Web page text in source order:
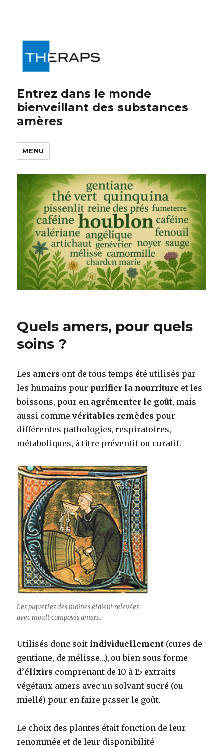
Entrez dans le monde
bienveillant des substances
amères
MENU
Quels amers, pour quels
soins ?
Les amers ont de tous temps été utilisés par
les humains pour purifier la nourriture et les
boissons, pour en agrémenter le goût, mais
aussi commevéritables remèdes pour
différentes pathologies, respiratoires,
métaboliques, à titre préventif ou curatif.
Les piquettes des moines étaient relevées
avec moult composés amers…
Utilisés donc soit individuellement (cures de
gentiane, de mélisse…), ou bien sous forme
d’élixirs comprenant de 10 à 15 extraits
végétaux amers avec un solvant sucré (ou
miellé) pour en faire passer le goût.
Le choix des plantes était fonction de leur
renommée et de leur disponibilité